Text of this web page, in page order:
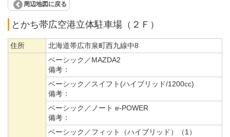
周辺地図に戻る
とかち帯広空港立体駐車場（２Ｆ）
住所 北海道帯広市泉町西九線中8
ベーシック／MAZDA2
備考：
ベーシック／スイフト(ハイブリッド/1200cc)
備考：
ベーシック／ノート e-POWER
備考：
ベーシック／フィット（ハイブリッド）（1）